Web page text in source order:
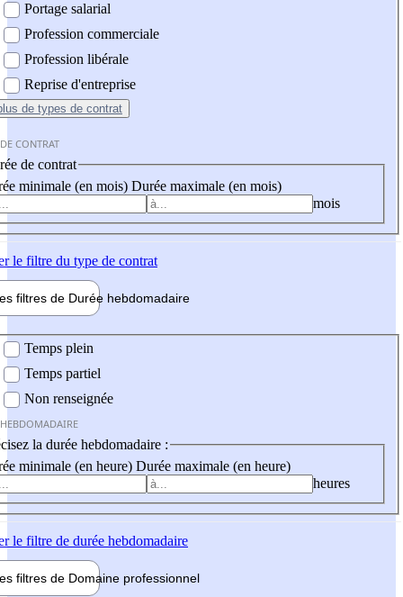
Portage salarial
Profession commerciale
Profession libérale
Reprise d'entreprise
de types de contrat
CONTRAT
de contrat
minimale (en mois) Durée maximale (en mois)
mois
le filtre du type de contrat
filtres de Durée hebdomadaire
Temps plein
Temps partiel
Non renseignée
la durée hebdomadaire :
minimale (en heure) Durée maximale (en heure)
heures
le filtre de durée hebdomadaire
filtres de Domaine professionnel